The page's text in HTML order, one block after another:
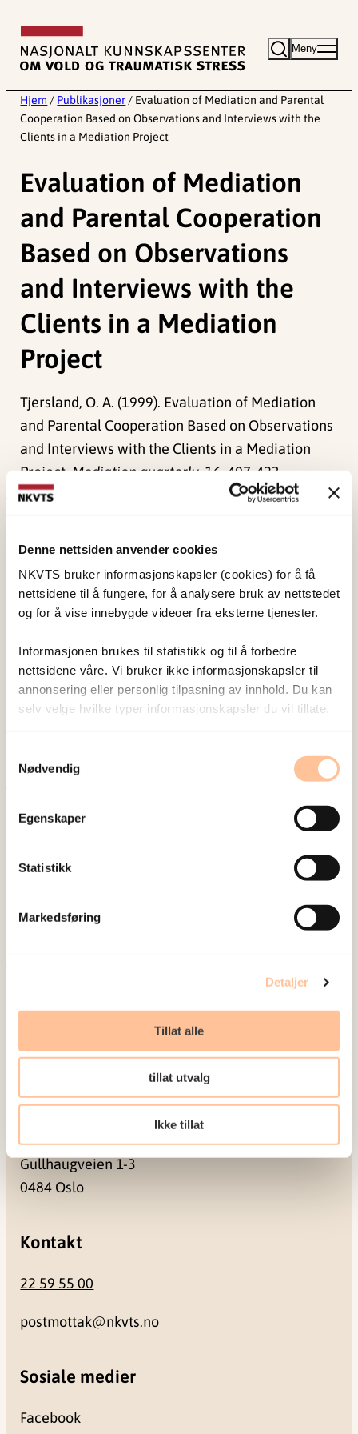
Denne nettsiden anvender cookies
NKVTS bruker informasjonskapsler (cookies) for å få
nettsidene til å fungere, for å analysere bruk av nettstedet
og for å vise innebygde videoer fra eksterne tjenester.
Informasjonen brukes til statistikk og til å forbedre
nettsidene våre. Vi bruker ikke informasjonskapsler til
annonsering eller personlig tilpasning av innhold. Du kan
selv velge hvilke typer informasjonskapsler du vil tillate.
Nødvendig
Egenskaper
Statistikk
Markedsføring
Detaljer
Tillat alle
tillat utvalg
Ikke tillat
innhold
Meny
Hjem / Publikasjoner / Evaluation of Mediation and Parental
Cooperation Based on Observations and Interviews with the
Clients in a Mediation Project
Evaluation of Mediation
and Parental Cooperation
Based on Observations
and Interviews with the
Clients in a Mediation
Project
Tjersland, O. A. (1999). Evaluation of Mediation
and Parental Cooperation Based on Observations
and Interviews with the Clients in a Mediation
Project.Mediation quarterly, 16, 407-423.
Sist redigert:
7. august 2026
NKVTS utvikler og sprer kunnskap og kompetanse
om vold og traumatisk stress. Formålet er å bidra
til å forebygge og redusere de helsemessige og
Publikasjoner
Seminarer og arrangementer
Gullhaugveien 1-3
0484 Oslo
Kontakt
22 59 55 00
postmottak@nkvts.no
Sosiale medier
Facebook